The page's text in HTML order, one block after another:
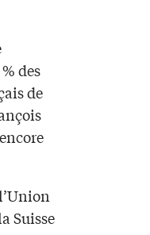
des
de
Suisse